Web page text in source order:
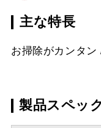
主な特長
お掃除がカンタン
製品スペック